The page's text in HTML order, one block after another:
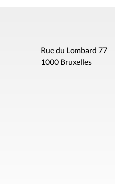
Rue du Lombard 77
1000 Bruxelles